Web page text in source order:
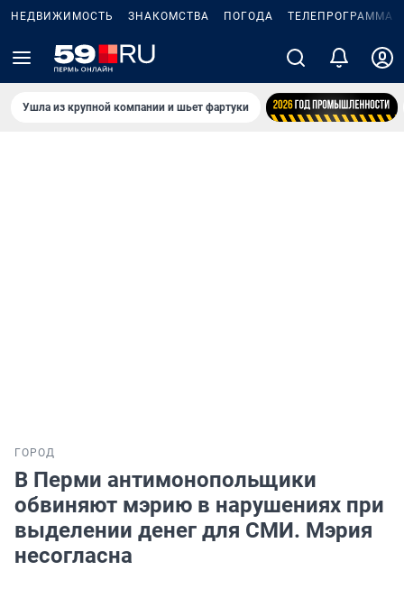
НЕДВИЖИМОСТЬ ЗНАКОМСТВА ПОГОДА ТЕЛЕПРОГРАММА
Ушла из крупной компании и шьет фартуки
ГОРОД
В Перми антимонопольщики
обвиняют мэрию в нарушениях при
выделении денег для СМИ. Мэрия
несогласна